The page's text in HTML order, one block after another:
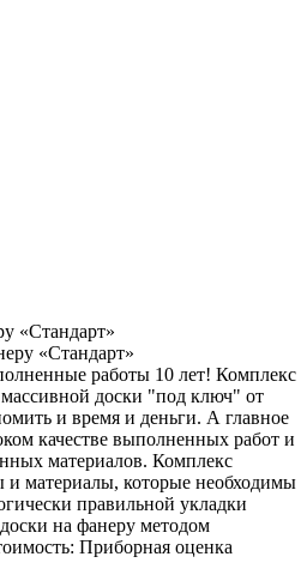
«Стандарт»
работы 10 лет! Комплекс
доски "под ключ" от
и время и деньги. А главное
качестве выполненных работ и
материалов. Комплекс
и материалы, которые необходимы
правильной укладки
на фанеру методом
Приборная оценка